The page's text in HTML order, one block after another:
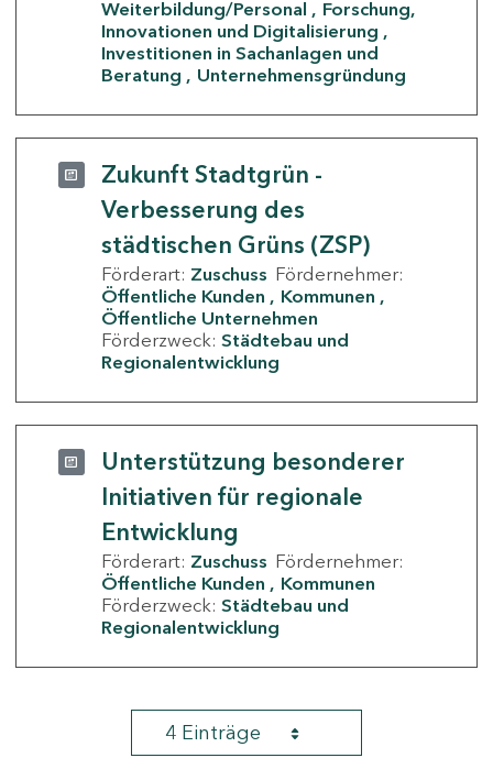
Weiterbildung/Personal
Forschung,
Innovationen und Digitalisierung
Investitionen in Sachanlagen und
Beratung
Unternehmensgründung
Zukunft Stadtgrün -
Verbesserung des
städtischen Grüns (ZSP)
Förderart: Zuschuss Fördernehmer:
Öffentliche Kunden
Kommunen
Öffentliche Unternehmen
Förderzweck: Städtebau und
Regionalentwicklung
Unterstützung besonderer
Initiativen für regionale
Entwicklung
Förderart: Zuschuss Fördernehmer:
Öffentliche Kunden
Kommunen
Förderzweck: Städtebau und
Regionalentwicklung
4 Einträge